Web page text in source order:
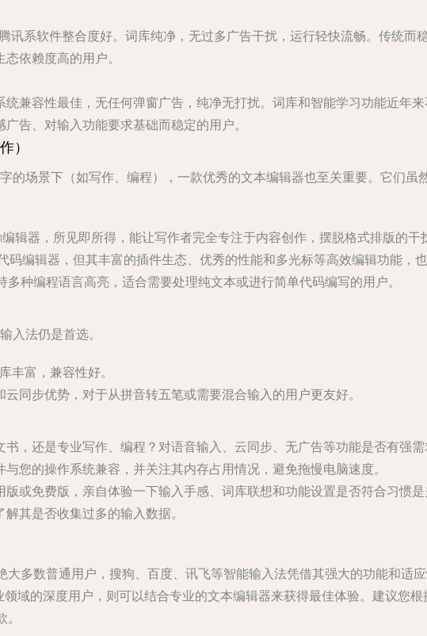
讯系软件整合度好。词库纯净，无过多广告干扰，运行轻快流畅。传统而
依赖度高的用户。
统兼容性最佳，无任何弹窗广告，纯净无打扰。词库和智能学习功能近年
广告、对输入功能要求基础而稳定的用户。
）
的场景下（如写作、编程），一款优秀的文本编辑器也至关重要。它们
辑器，所见即所得，能让写作者完全专注于内容创作，摆脱格式排版的干
码编辑器，但其丰富的插件生态、优秀的性能和多光标等高效编辑功能，
多种编程语言高亮，适合需要处理纯文本或进行简单代码编写的用户。
入法仍是首选。
丰富，兼容性好。
云同步优势，对于从拼音转五笔或需要混合输入的用户更友好。
书，还是专业写作、编程？对语音输入、云同步、无广告等功能是否有强需
与您的操作系统兼容，并关注其内存占用情况，避免拖慢电脑速度。
版或免费版，亲自体验一下输入手感、词库联想和功能设置是否符合习惯是
其是否收集过多的输入数据。
大多数普通用户， 搜狗、百度、讯飞等智能输入法凭借其强大的功能和适
域的深度用户，则可以结合专业的文本编辑器来获得最佳体验。建议您